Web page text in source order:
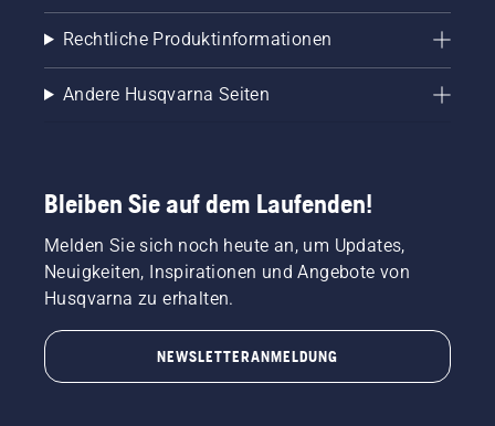
Rechtliche Produktinformationen
Andere Husqvarna Seiten
Bleiben Sie auf dem Laufenden!
Melden Sie sich noch heute an, um Updates,
Neuigkeiten, Inspirationen und Angebote von
Husqvarna zu erhalten.
NEWSLETTERANMELDUNG